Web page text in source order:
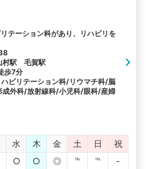
テーション科があり、リハビリを
村駅 毛賀駅
歩7分
ビリテーション科/リウマチ科/脳
外科/放射線科/小児科/眼科/産婦
水 木 金 土 日
祝
○ ○ ◎ ℡ ℡ -